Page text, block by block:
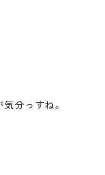
分っすね。